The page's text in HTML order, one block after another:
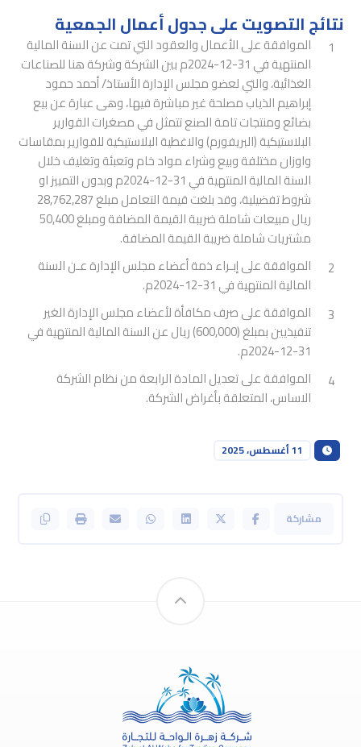
نتائج التصويت على جدول أعمال الجمعية
1
الموافقة على الأعمال والعقود التي تمت عن السنة المالية
المنتهية في 31-12-2024م بين الشركة وشركة هنا للصناعات
الغذائية، والتي لعضو مجلس الإدارة الأستاذ/ أحمد حمود
إبراهيم الذياب مصلحة غير مباشرة فيها، وهى عبارة عن بيع
بضائع ومنتجات تامة الصنع تتمثل في مصغرات القوارير
البلاستيكية (البريفورم) والاغطية البلاستيكية للقوارير بمقاسات
واوزان مختلفة وبيع وشراء مواد خام وتعبئة وتغليف خلال
السنة المالية المنتهية في 31-12-2024م وبدون التمييز او
شروط تفضيلية، وقد بلغت قيمة التعامل مبلغ 28,762,287
ريال مبيعات شاملة ضريبة القيمة المضافة ومبلغ 50,400
مشتريات شاملة ضريبة القيمة المضافة.
2
الموافقة على إبـراء ذمة أعضاء مجلس الإدارة عـن السنة
المالية المنتهية في 31-12-2024م.
3
الموافقة على صرف مكافأة لأعضاء مجلس الإدارة الغير
تنفيذيين بمبلغ (600,000) ريال عن السنة المالية المنتهية في
31-12-2024م.
4
الموافقة على تعديل المادة الرابعة من نظام الشركة
الاساس، المتعلقة بأغراض الشركة.
11 أغسطس، 2025